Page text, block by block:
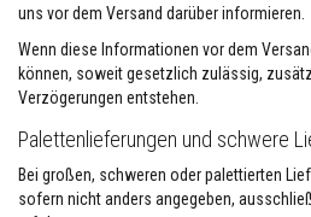
a
e
r
i
l
e
n
uns vor dem Versand darüber informieren.
Wenn diese Informationen vor dem
können, soweit gesetzlich zulässig,
Verzögerungen entstehen.
Palettenlieferungen und schwere
Bei großen, schweren oder palettierten
sofern nicht anders angegeben,